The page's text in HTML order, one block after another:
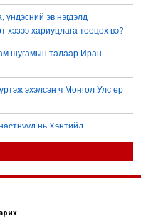
үндэсний эв нэгдэлд
хариуцлага тооцох вэ?
шугамын талаар Иран
эхэлсэн ч Монгол Улс өр
нь Хэнтийд
нь дараа ч хуулиар